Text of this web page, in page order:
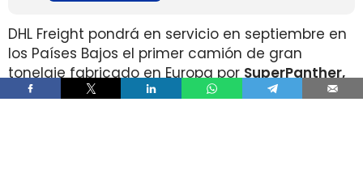
DHL Freight pondrá en servicio en septiembre en
los Países Bajos el primer camión de gran
tonelaje fabricado en Europa por SuperPanther,
después de trasladar la unidad desde Austria